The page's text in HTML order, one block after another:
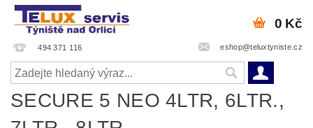
494 371 116 eshop@teluxtyniste.cz
0 Kč
SECURE 5 NEO 4LTR, 6LTR.,